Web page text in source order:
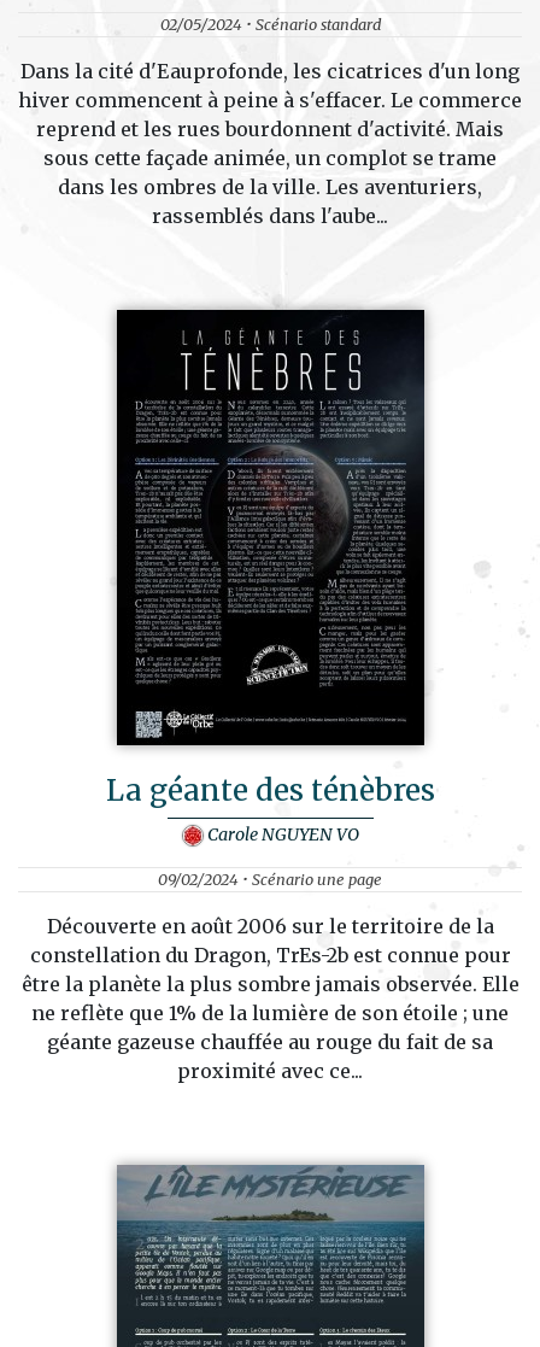
02/05/2024 • Scénario standard
Dans la cité d'Eauprofonde, les cicatrices d'un long
hiver commencent à peine à s'effacer. Le commerce
reprend et les rues bourdonnent d'activité. Mais
sous cette façade animée, un complot se trame
dans les ombres de la ville. Les aventuriers,
rassemblés dans l'aube...
La géante des ténèbres
Carole NGUYEN VO
09/02/2024 • Scénario une page
Découverte en août 2006 sur le territoire de la
constellation du Dragon, TrEs-2b est connue pour
être la planète la plus sombre jamais observée. Elle
ne reflète que 1% de la lumière de son étoile ; une
géante gazeuse chauffée au rouge du fait de sa
proximité avec ce...